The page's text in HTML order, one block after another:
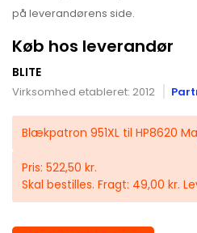
på leverandørens side.
Køb hos leverandør
BLITE
Virksomhed etableret: 2012
Blækpatron 951XL til HP8620
Pris: 522,50 kr.
Skal bestilles. Fragt: 49,00 kr.